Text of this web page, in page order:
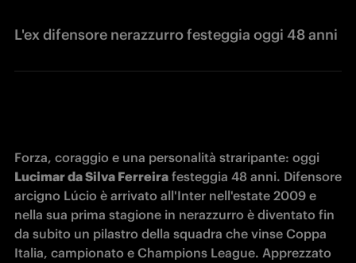
L'ex difensore nerazzurro festeggia oggi 48 anni
Lucimar da Silva Ferreira festeggia 48 anni. Difensore
arcigno Lúcio è arrivato all'Inter nell'estate 2009 e
nella sua prima stagione in nerazzurro è diventato fin
da subito un pilastro della squadra che vinse Coppa
Italia, campionato e Champions League. Apprezzato